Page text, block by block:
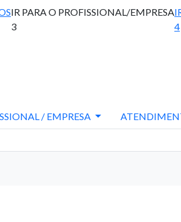
IR PARA O PROFISSIONAL/EMPRESA
3
4
/ EMPRESA